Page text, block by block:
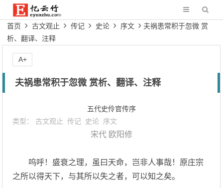
首页 古文观止 传记 史论 序文
夫祸患常积于忽微 赏
析、翻译、注释
夫祸患常积于忽微 赏析、翻译、注释
五代史伶官传序
类型： 古文观止 传记 史论 序文
宋代 欧阳修
呜呼！盛衰之理，虽曰天命，岂非人事哉！原庄宗
之所以得天下，与其所以失之者，可以知之矣。
A+